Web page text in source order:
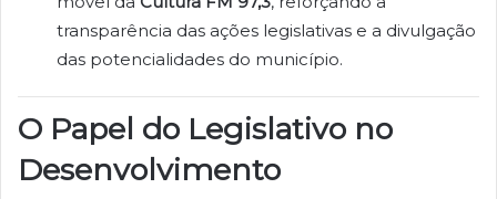
transparência das ações legislativas e a divulgação
das potencialidades do município.
O Papel do Legislativo no
Desenvolvimento